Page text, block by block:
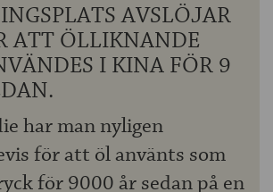
AVSLÖJAR
ATT ÖLLIKNANDE
I KINA FÖR 9
har man nyligen
för att öl använts som
för 9000 år sedan på en